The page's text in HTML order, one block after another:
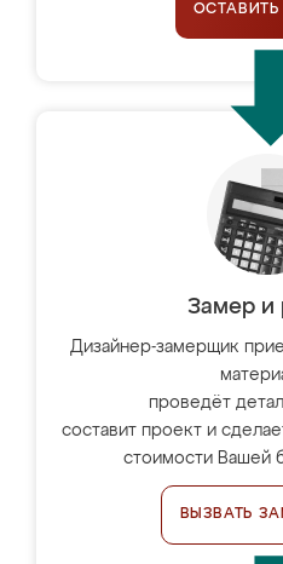
ОСТАВИТЬ
Замер и
Дизайнер-замерщик
проведёт
составит проект и
стоимости Вашей
ВЫЗВАТЬ